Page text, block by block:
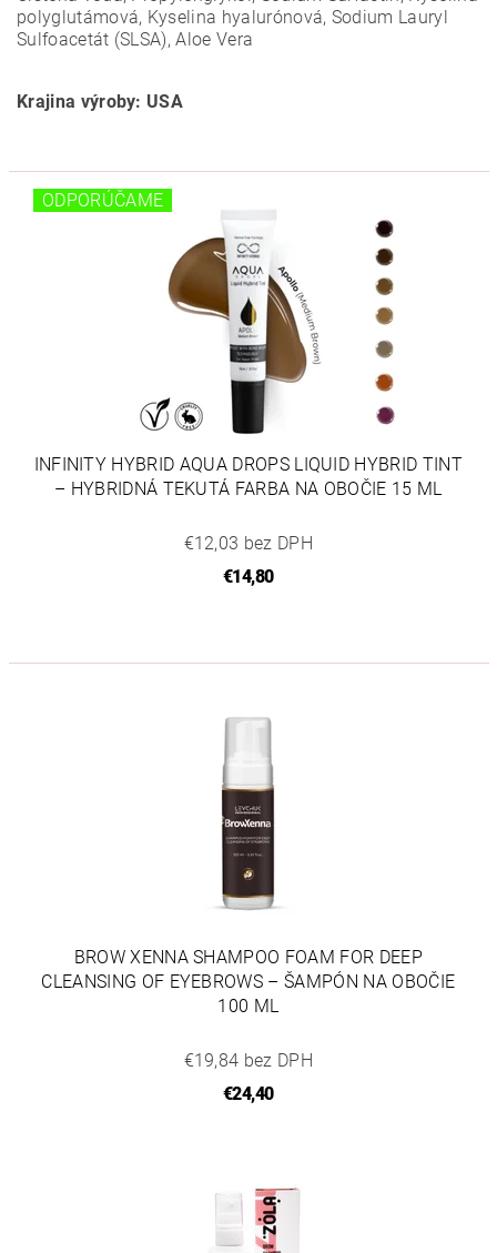
polyglutámová, Kyselina hyalurónová, Sodium Lauryl
Sulfoacetát (SLSA), Aloe Vera
Krajina výroby: USA
ODPORÚČAME
INFINITY HYBRID AQUA DROPS LIQUID HYBRID TINT
– HYBRIDNÁ TEKUTÁ FARBA NA OBOČIE 15 ML
€12,03 bez DPH
€14,80
BROW XENNA SHAMPOO FOAM FOR DEEP
CLEANSING OF EYEBROWS – ŠAMPÓN NA OBOČIE
100 ML
€19,84 bez DPH
€24,40